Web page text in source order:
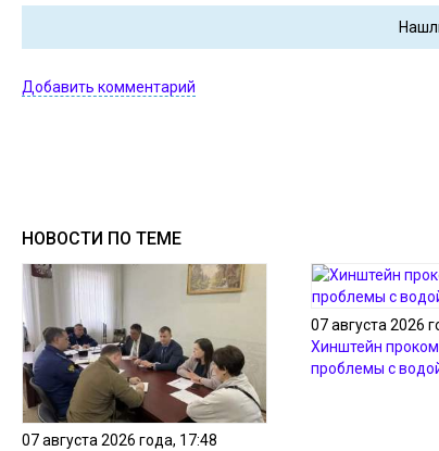
Добавить комментарий
НОВОСТИ ПО ТЕМЕ
07 августа 2026 года, 17:48
07 августа 2026
Хинштейн
проблемы с